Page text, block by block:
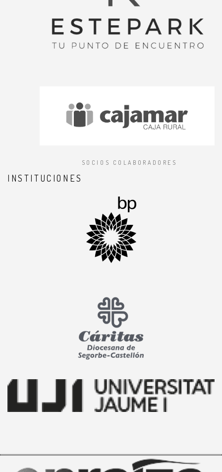
SOCIOS COLABORADORES
INSTITUCIONES